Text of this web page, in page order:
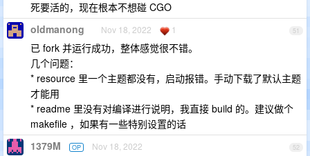
死要活的，现在根本不想碰 CGO
51
oldmanong Nov 18, 2022 1
已 fork 并运行成功，整体感觉很不错。
几个问题：
* resource 里一个主题都没有，启动报错。手动下载了默认主题
才能用
* readme 里没有对编译进行说明，我直接 build 的。建议做个
makefile ，如果有一些特别设置的话
52
1379M OP Nov 18, 2022